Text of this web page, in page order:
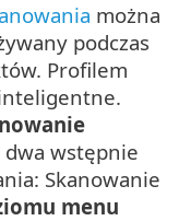
można
podczas
Profilem
dwa wstępnie
Skanowanie
menu